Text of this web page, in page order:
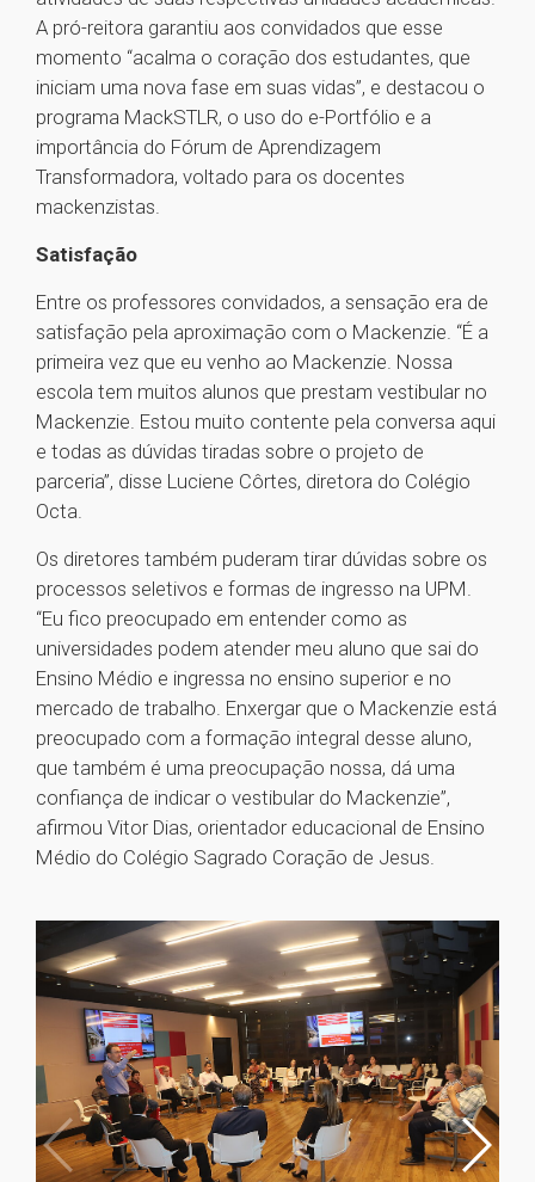
A pró-reitora garantiu aos convidados que esse
momento “acalma o coração dos estudantes, que
iniciam uma nova fase em suas vidas”, e destacou o
programa MackSTLR, o uso do e-Portfólio e a
importância do Fórum de Aprendizagem
Transformadora, voltado para os docentes
mackenzistas.
Satisfação
Entre os professores convidados, a sensação era de
satisfação pela aproximação com o Mackenzie. “É a
primeira vez que eu venho ao Mackenzie. Nossa
escola tem muitos alunos que prestam vestibular no
Mackenzie. Estou muito contente pela conversa aqui
e todas as dúvidas tiradas sobre o projeto de
parceria”, disse Luciene Côrtes, diretora do Colégio
Octa.
Os diretores também puderam tirar dúvidas sobre os
processos seletivos e formas de ingresso na UPM.
“Eu fico preocupado em entender como as
universidades podem atender meu aluno que sai do
Ensino Médio e ingressa no ensino superior e no
mercado de trabalho. Enxergar que o Mackenzie está
preocupado com a formação integral desse aluno,
que também é uma preocupação nossa, dá uma
confiança de indicar o vestibular do Mackenzie”,
afirmou Vitor Dias, orientador educacional de Ensino
Médio do Colégio Sagrado Coração de Jesus.